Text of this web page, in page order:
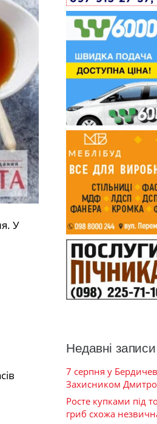
У
Недавні записи
7 серпня у
Захисником
Росте купками під
гриб схожа